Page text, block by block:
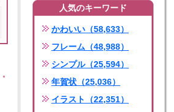
人気のキーワード
かわいい（58,633）
フレーム（48,988）
シンプル（25,594）
年賀状（25,036）
イラスト（22,351）